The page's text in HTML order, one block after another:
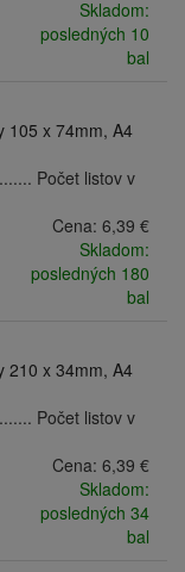
Skladom:
posledných 10
bal
105 x 74mm, A4
Počet listov v
Cena: 6,39 €
Skladom:
posledných 180
bal
210 x 34mm, A4
Počet listov v
Cena: 6,39 €
Skladom:
posledných 34
bal